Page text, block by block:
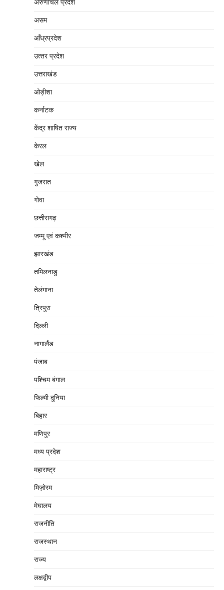
अरुणाचल प्रदेश
असम
आँध्रप्रदेश
उत्‍तर प्रदेश
उत्तराखंड
ओड़ीशा
कर्नाटक
केंद्र शाषित राज्य
केरल
खेल
गुजरात
गोवा
छत्तीसगढ़
जम्‍मू एवं कश्‍मीर
झारखंड
तमिलनाडु
तेलंगाना
त्रिपुरा
दिल्‍ली
नागालैंड
पंजाब
पश्चिम बंगाल
फिल्मी दुनिया
बिहार
मणिपुर
मध्‍य प्रदेश
महाराष्‍ट्र
मिज़ोरम
मेघालय
राजनीति
राजस्थान
राज्य
लक्षद्वीप